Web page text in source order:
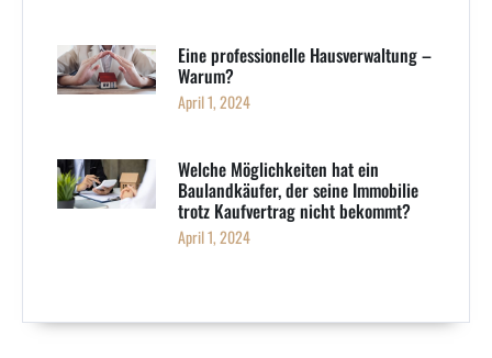
Eine professionelle Hausverwaltung –
Warum?
April 1, 2024
Welche Möglichkeiten hat ein
Baulandkäufer, der seine Immobilie
trotz Kaufvertrag nicht bekommt?
April 1, 2024